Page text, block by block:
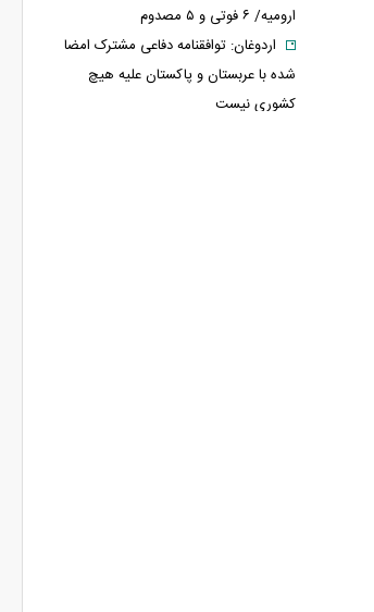
ارومیه/ ۶ فوتی و ۵ مصدوم
اردوغان: توافقنامه دفاعی مشترک امضا
شده با عربستان و پاکستان علیه هیچ
کشوری نیست